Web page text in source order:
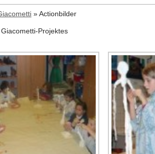
»Actionbilder
Projektes